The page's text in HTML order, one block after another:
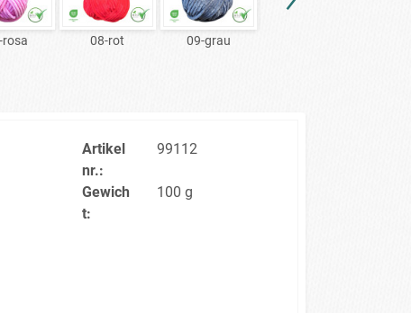
rosa 08-rot 09-grau
Artikel
nr.:
99112
Gewich
t:
100 g